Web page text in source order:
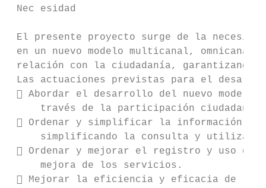
Nec esidad
El presente proyecto surge de la
en un nuevo modelo multicanal,
relación con la ciudadanía, garantizando
Las actuaciones previstas para el
 Abordar el desarrollo del nuevo
través de la participación
 Ordenar y simplificar la información
simplificando la consulta y
 Ordenar y mejorar el registro y uso de
     mejora de los servicios.
 Mejorar la eficiencia y eficacia de los